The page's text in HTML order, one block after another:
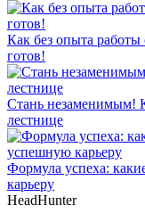
Как без опыта
готов!
Стань незаменимым!
лестнице
Формула успеха:
карьеру
HeadHunter